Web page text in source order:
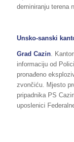
deminiranju terena
Unsko-sanski
Grad Cazin.
informaciju od
pronađeno
zvončiću. Mjesto
pripadnika PS
uposlenici